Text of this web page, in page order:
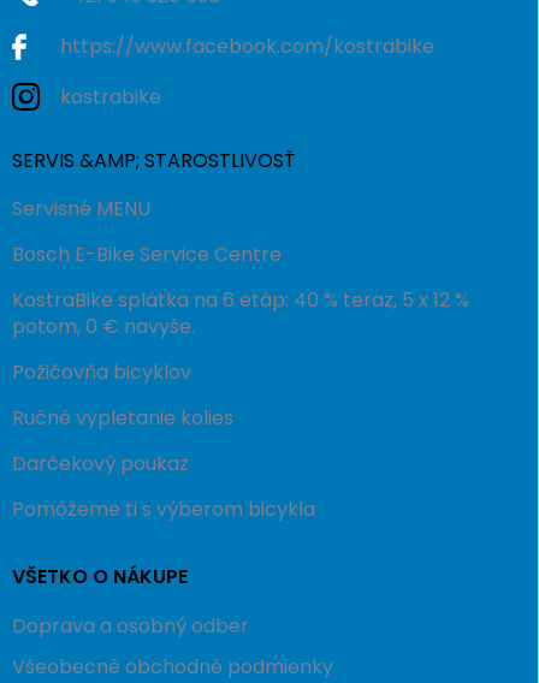
https://www.facebook.com/kostrabike
kostrabike
SERVIS &AMP; STAROSTLIVOSŤ
Servisné MENU
Bosch E-Bike Service Centre
KostraBike splátka na 6 etáp: 40 % teraz, 5 x 12 %
potom, 0 € navyše.
Požičovňa bicyklov
Ručné vypletanie kolies
Darčekový poukaz
Pomôžeme ti s výberom bicykla
VŠETKO O NÁKUPE
Doprava a osobný odber
Všeobecné obchodné podmienky